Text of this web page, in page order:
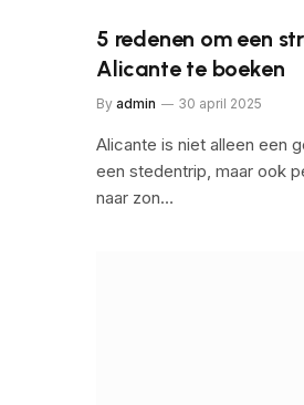
5 redenen om een
Alicante te boeken
By admin 30 april 2025
Alicante is niet alleen een
een stedentrip, maar ook
naar zon…